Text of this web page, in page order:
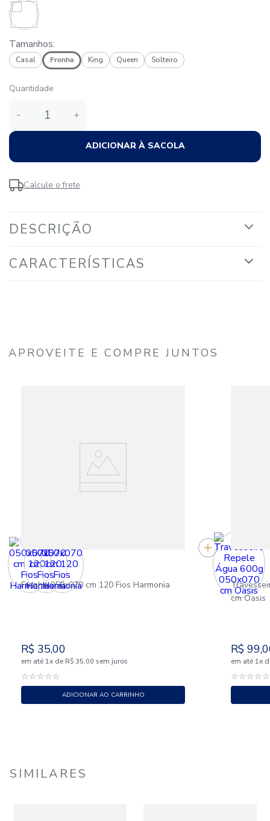
Tamanhos:
Casal Fronha King Queen Solteiro
Quantidade
＋
－
ADICIONAR À SACOLA
Calcule o frete
DESCRIÇÃO
CARACTERÍSTICAS
APROVEITE E COMPRE JUNTOS
Fronha 050x070 cm 120 Fios Harmonia
R$ 35,00
em até 1x de R$ 35,00 sem juros
☆☆☆☆☆
ADICIONAR AO CARRINHO
cm Oasis
R$ 99,
em até 1x
☆☆☆☆☆
SIMILARES